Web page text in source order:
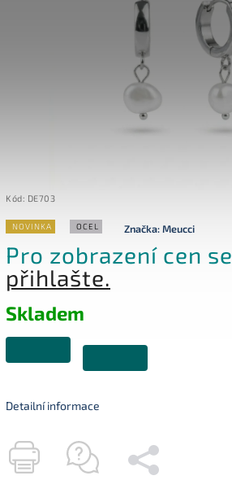
Kód: DE703
NOVINKA OCEL Značka:Meucci
Pro zobrazení cen se
přihlašte.
Skladem
Detailní informace